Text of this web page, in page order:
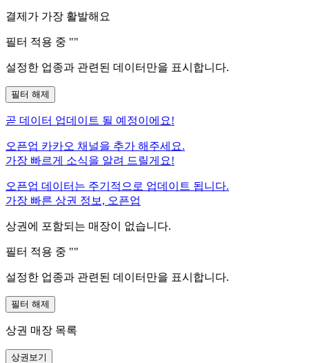
결제가 가장 활발해요
필터 적용 중 ""
설정한 업종과 관련된 데이터만을 표시합니다.
필터 해제
곧 데이터 업데이트 될 예정이에요!
오픈업 카카오 채널을 추가 해주세요.
가장 빠르게 소식을 알려 드릴게요!
오픈업 데이터는 주기적으로 업데이트 됩니다.
가장 빠른 상권 정보, 오픈업
상권에 포함되는 매장이 없습니다.
필터 적용 중 ""
설정한 업종과 관련된 데이터만을 표시합니다.
필터 해제
상권 매장 목록
상권보기